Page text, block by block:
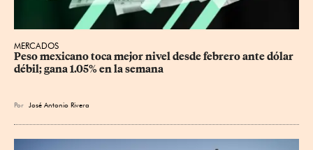
MERCADOS
Peso mexicano toca mejor nivel desde febrero ante dólar
débil; gana 1.05% en la semana
Por José Antonio Rivera